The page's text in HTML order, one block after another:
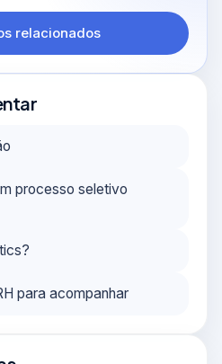
relacionados
processo seletivo
para acompanhar